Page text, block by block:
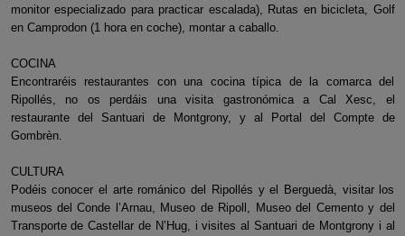
monitor especializado para practicar escalada), Rutas en bicicleta, Golf
en Camprodon (1 hora en coche), montar a caballo.
COCINA
Encontraréis restaurantes con una cocina típica de la comarca del
Ripollés, no os perdáis una visita gastronómica a Cal Xesc, el
restaurante del Santuari de Montgrony, y al Portal del Compte de
Gombrèn.
CULTURA
Podéis conocer el arte románico del Ripollés y el Berguedà, visitar los
museos del Conde l’Arnau, Museo de Ripoll, Museo del Cemento y del
Transporte de Castellar de N’Hug, i visites al Santuari de Montgrony i al